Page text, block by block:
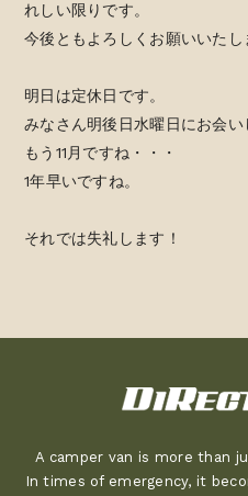
れしい限りです。
今後ともよろしくお願いいたし
明日は定休日です。
みなさん明後日水曜日にお会い
もう11月ですね・・・
1年早いですね。
それでは失礼します！
A camper van is more than
In times of emergency, it